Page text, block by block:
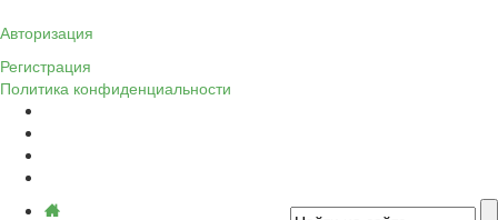
Авторизация
Регистрация
Политика конфиденциальности